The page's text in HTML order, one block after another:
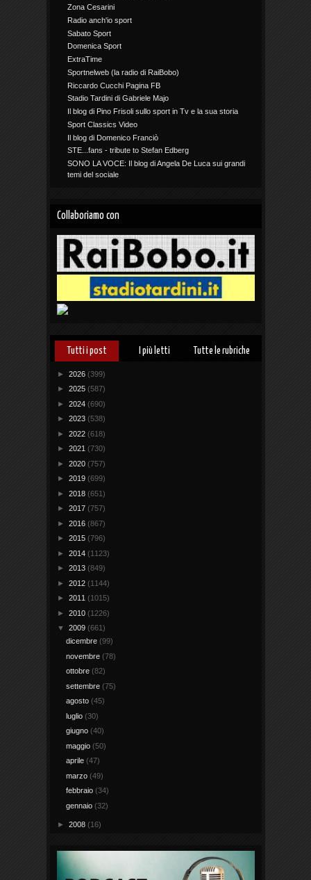
Zona Cesarini
Radio anch'io sport
Sabato Sport
Domenica Sport
ExtraTime
Sportnelweb (la radio di RaiBobo)
Riccardo Cucchi Pagina FB
Stadio Tardini di Gabriele Majo
Il blog di Pino Frisoli sullo sport in Tv e la sua storia
Sport Classics Video
Il blog di Domenico Franciò
STE...fans - tribute to Stefan Edberg
SONO LA VOCE: Il blog di Angela De Luca sui grandi
temi del sociale
Collaboriamo con
Tutti i post I più letti Tutte le rubriche
► 2026 (399)
► 2025 (587)
► 2024 (690)
► 2023 (538)
► 2022 (618)
► 2021 (730)
► 2020 (757)
► 2019 (699)
► 2018 (651)
► 2017 (757)
► 2016 (867)
► 2015 (796)
► 2014 (1123)
► 2013 (849)
► 2012 (1144)
► 2011 (1015)
► 2010 (1226)
▼ 2009 (661)
dicembre (99)
novembre (78)
ottobre (82)
settembre (75)
agosto (45)
luglio (30)
giugno (40)
maggio (50)
aprile (47)
marzo (49)
febbraio (34)
gennaio (32)
► 2008 (16)